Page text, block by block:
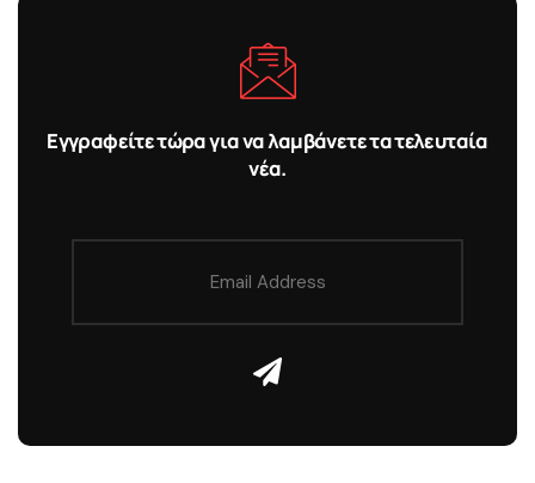
Εγγραφείτε τώρα για να λαμβάνετε τα τελευταία
νέα.